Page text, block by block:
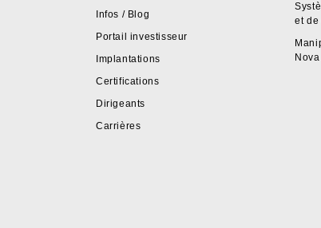
Infos / Blog
Portail investisseur
Implantations
Certifications
Dirigeants
Carrières
et de
Nova